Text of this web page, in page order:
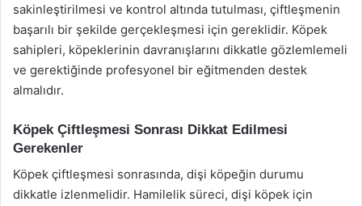
sakinleştirilmesi ve kontrol altında tutulması, çiftleşmenin
başarılı bir şekilde gerçekleşmesi için gereklidir. Köpek
sahipleri, köpeklerinin davranışlarını dikkatle gözlemlemeli
ve gerektiğinde profesyonel bir eğitmenden destek
almalıdır.
Köpek Çiftleşmesi Sonrası Dikkat Edilmesi
Gerekenler
Köpek çiftleşmesi sonrasında, dişi köpeğin durumu
dikkatle izlenmelidir. Hamilelik süreci, dişi köpek için